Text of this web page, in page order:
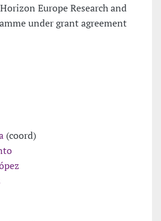
Europe Research and
under grant agreement
(coord)